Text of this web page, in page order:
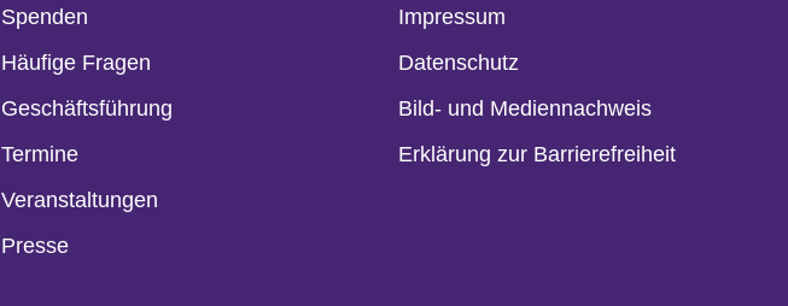
Spenden
Häufige Fragen
Geschäftsführung
Termine
Veranstaltungen
Presse
Impressum
Datenschutz
Bild- und Mediennachweis
Erklärung zur Barrierefreiheit